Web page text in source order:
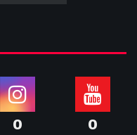
0 0